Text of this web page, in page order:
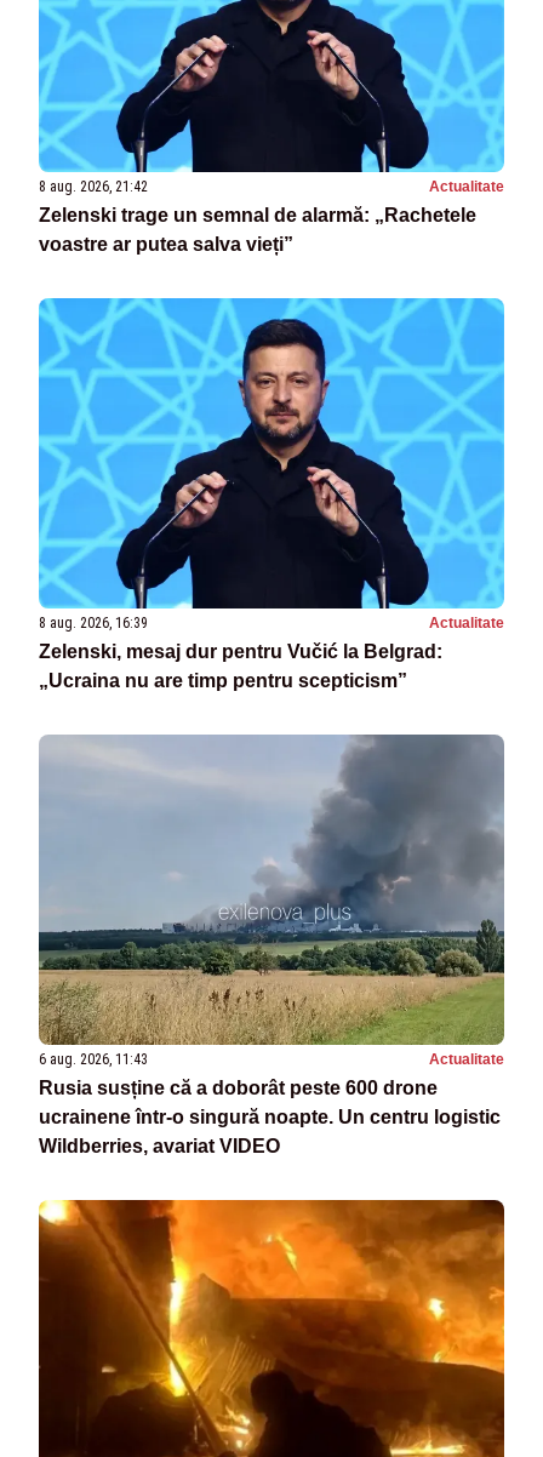
8 aug. 2026, 21:42 Actualitate
Zelenski trage un semnal de alarmă: „Rachetele
voastre ar putea salva vieți”
8 aug. 2026, 16:39 Actualitate
Zelenski, mesaj dur pentru Vučić la Belgrad:
„Ucraina nu are timp pentru scepticism”
6 aug. 2026, 11:43 Actualitate
Rusia susține că a doborât peste 600 drone
ucrainene într-o singură noapte. Un centru logistic
Wildberries, avariat VIDEO